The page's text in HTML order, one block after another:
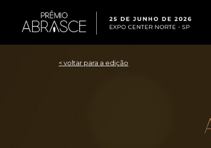
< voltar para a edição